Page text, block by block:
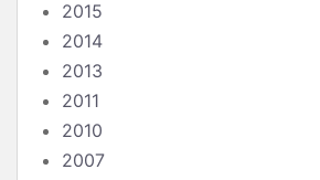
2015
2014
2013
2011
2010
2007